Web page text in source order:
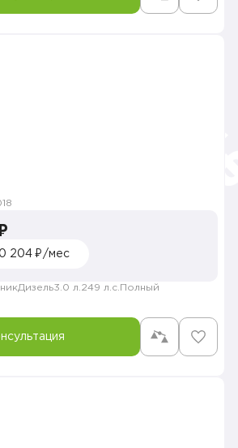
204 ₽/мес
Дизель3.0 л. 249 л.с. Полный